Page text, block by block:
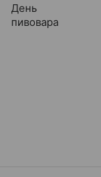
День
пивовара